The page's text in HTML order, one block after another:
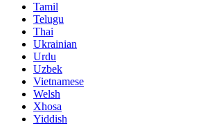
Tamil
Telugu
Thai
Ukrainian
Urdu
Uzbek
Vietnamese
Welsh
Xhosa
Yiddish